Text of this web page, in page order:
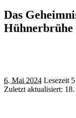
Das
Hühnerbrühe
6. Mai 2024 Lesezeit
Zuletzt aktualisiert: